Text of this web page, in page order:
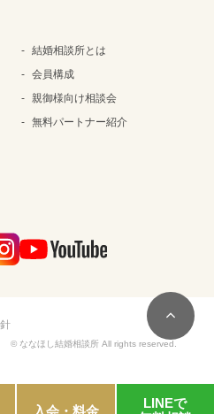
入会・料金
LINEで
結婚相談所とは
会員構成
親御様向け相談会
無料パートナー紹介
© ななほし結婚相談所 All rights reserved.